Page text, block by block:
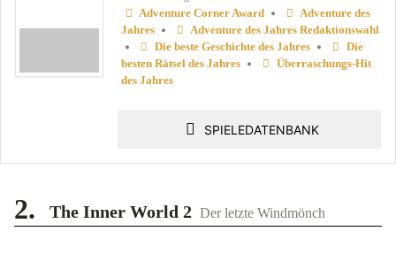
Adventure Corner Award •
Adventure des
Jahres • Adventure des Jahres Redaktionswahl
• Die beste Geschichte des Jahres •
Die
besten Rätsel des Jahres •
Überraschungs-Hit
des Jahres
SPIELEDATENBANK
2. The Inner World 2 Der letzte Windmönch